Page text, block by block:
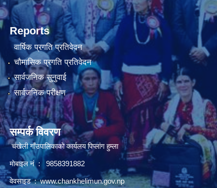
Reports
वार्षिक प्रगति प्रतिवेदन
चौमासिक प्रगति प्रतिवेदन
सार्वजनिक सुनुवाई
सार्वजनिक परीक्षण
सम्पर्क विवरण
चंखेली गाँउपालिकाकाे कार्यलय पिप्लांग हुम्ला
माेबाइल नं : 9858391882
वेवसाइड :www.chankhelimun.gov.np